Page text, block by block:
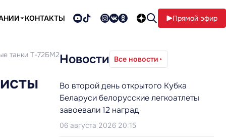
КОНТАКТЫ Прямой эфир
танки Т-72БМ2Новости Все новости
Во второй день открытого Кубка
Беларуси белорусские легкоатлеты
завоевали 12 наград
06 августа 2026 20:15